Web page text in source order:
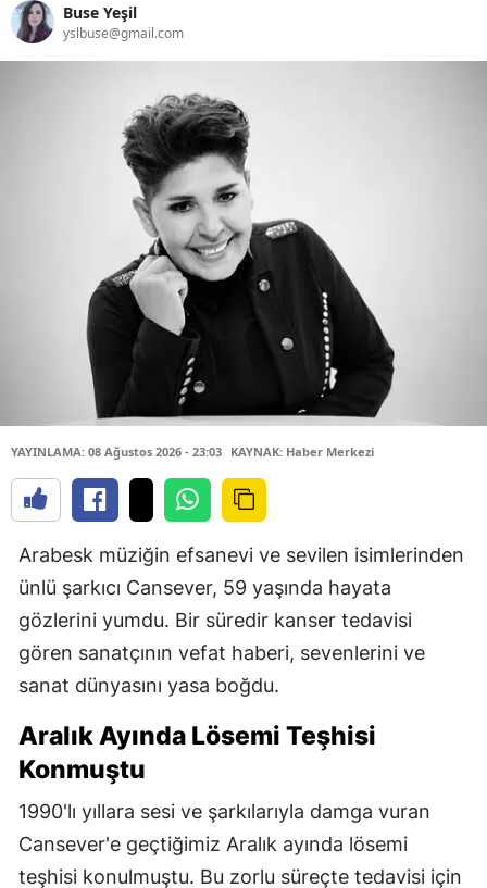
Buse Yeşil
yslbuse@gmail.com
YAYINLAMA: 08 Ağustos 2026 - 23:03 KAYNAK: Haber Merkezi
Arabesk müziğin efsanevi ve sevilen isimlerinden
ünlü şarkıcı Cansever, 59 yaşında hayata
gözlerini yumdu. Bir süredir kanser tedavisi
gören sanatçının vefat haberi, sevenlerini ve
sanat dünyasını yasa boğdu.
Aralık Ayında Lösemi Teşhisi
Konmuştu
1990'lı yıllara sesi ve şarkılarıyla damga vuran
Cansever'e geçtiğimiz Aralık ayında lösemi
teşhisi konulmuştu. Bu zorlu süreçte tedavisi için